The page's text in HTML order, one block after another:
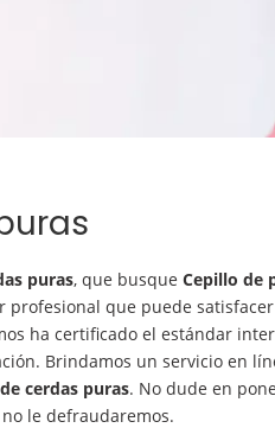
puras, que busque Cepillo de
profesional que puede
ha certificado el estándar
Brindamos un servicio en
cerdas puras. No dude en
no le defraudaremos.